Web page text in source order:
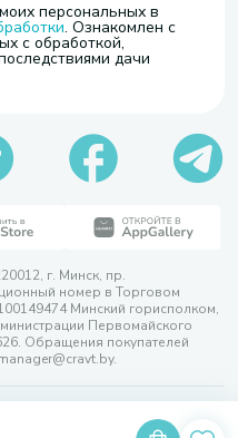
персональных в
. Ознакомлен с
с обработкой,
дачи
г. Минск, пр.
номер в Торговом
Минский горисполком,
Первомайского
Обращения покупателей